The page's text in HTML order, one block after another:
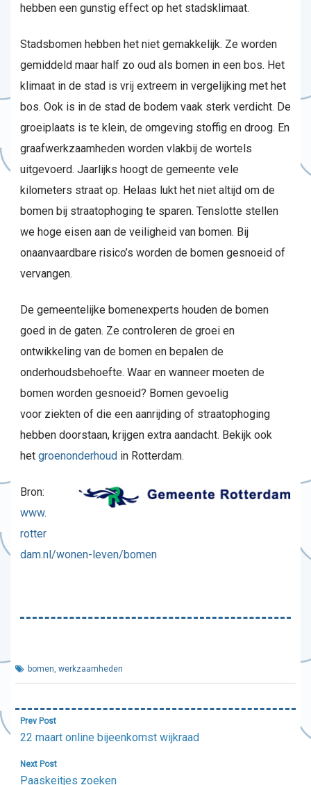
hebben een gunstig effect op het stadsklimaat.
Stadsbomen hebben het niet gemakkelijk. Ze worden
gemiddeld maar half zo oud als bomen in een bos. Het
klimaat in de stad is vrij extreem in vergelijking met het
bos. Ook is in de stad de bodem vaak sterk verdicht. De
groeiplaats is te klein, de omgeving stoffig en droog. En
graafwerkzaamheden worden vlakbij de wortels
uitgevoerd. Jaarlijks hoogt de gemeente vele
kilometers straat op. Helaas lukt het niet altijd om de
bomen bij straatophoging te sparen. Tenslotte stellen
we hoge eisen aan de veiligheid van bomen. Bij
onaanvaardbare risico’s worden de bomen gesnoeid of
vervangen.
De gemeentelijke bomenexperts houden de bomen
goed in de gaten. Ze controleren de groei en
ontwikkeling van de bomen en bepalen de
onderhoudsbehoefte. Waar en wanneer moeten de
bomen worden gesnoeid? Bomen gevoelig
voor ziekten of die een aanrijding of straatophoging
hebben doorstaan, krijgen extra aandacht. Bekijk ook
het groenonderhoud in Rotterdam.
Bron:
www.
rotter
dam.nl/wonen-leven/bomen
bomen, werkzaamheden
Bericht
navigatie
Prev Post
22 maart online bijeenkomst wijkraad
Next Post
Paaskeitjes zoeken